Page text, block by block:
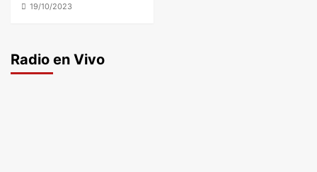
19/10/2023
Radio en Vivo